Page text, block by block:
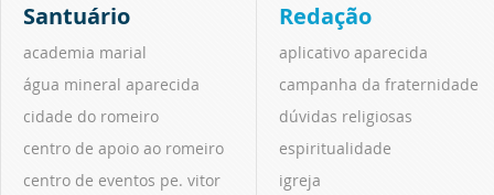
Santuário
academia marial
água mineral aparecida
cidade do romeiro
centro de apoio ao romeiro
centro de eventos pe. vitor
Redação
aplicativo aparecida
campanha da fraternidade
dúvidas religiosas
espiritualidade
igreja